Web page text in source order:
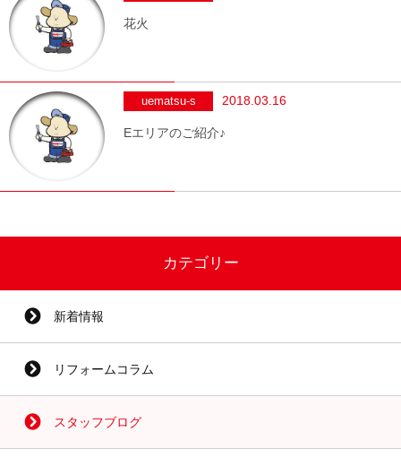
花火
uematsu-s 2018.03.16
Eエリアのご紹介♪
カテゴリー
新着情報
リフォームコラム
スタッフブログ